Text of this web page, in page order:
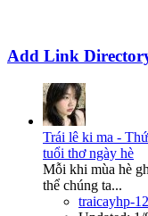
Add Link
Trái lê ki ma -
tuổi thơ ngày hè
Mỗi khi mùa hè
thể chúng ta...
traicayhp-12